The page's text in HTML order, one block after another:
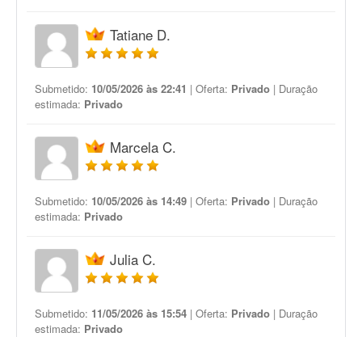
Tatiane D.
Submetido: 10/05/2026 às 22:41 | Oferta: Privado | Duração
estimada: Privado
Marcela C.
Submetido: 10/05/2026 às 14:49 | Oferta: Privado | Duração
estimada: Privado
Julia C.
Submetido: 11/05/2026 às 15:54 | Oferta: Privado | Duração
estimada: Privado